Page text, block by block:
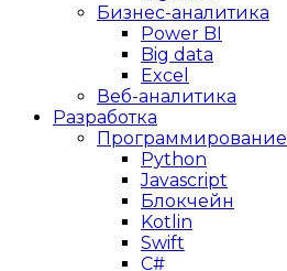
Бизнес-аналитика
Power BI
Big data
Excel
Веб-аналитика
Разработка
Программирование
Python
Javascript
Блокчейн
Kotlin
Swift
C#